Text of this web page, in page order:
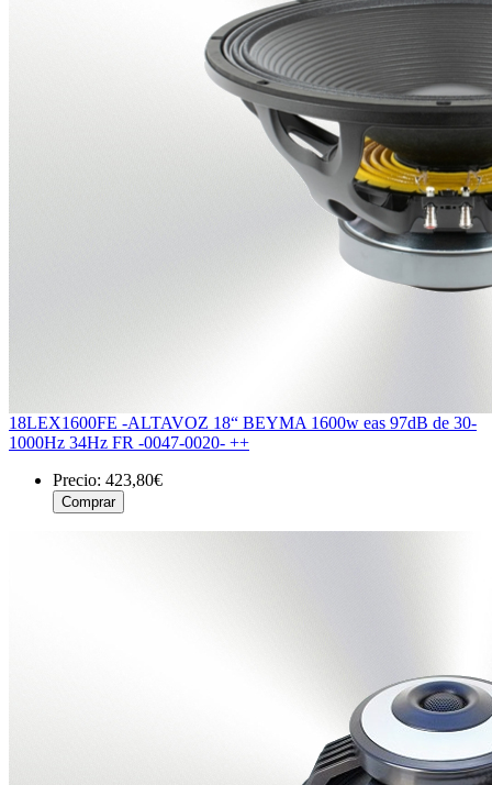
18LEX1600FE -ALTAVOZ 18“ BEYMA 1600w eas 97dB de 30-
1000Hz 34Hz FR -0047-0020- ++
Precio: 423,80€